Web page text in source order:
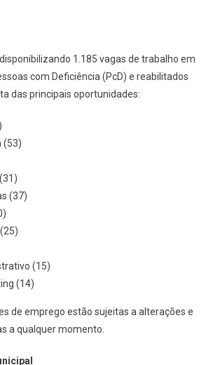
1.185 vagas de trabalho em
com Deficiência (PcD) e reabilitados
das principais oportunidades:
(53)
(37)
(15)
(14)
de emprego estão sujeitas a alterações e
a qualquer momento.